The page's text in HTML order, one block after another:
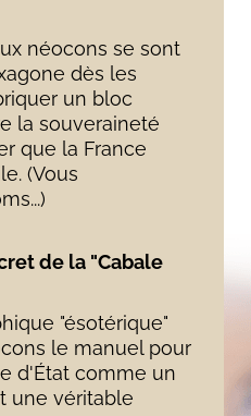
néocons se sont
dès les
un bloc
la souveraineté
que la France
(Vous
de la "Cabale
"ésotérique"
le manuel pour
d'État comme un
une véritable